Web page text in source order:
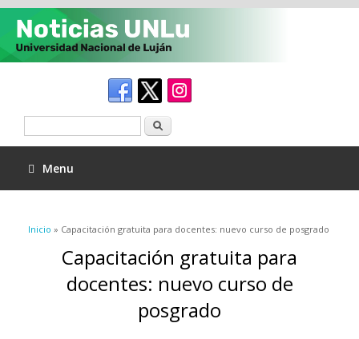
Menu
Se encuentra usted aquí
Inicio » Capacitación gratuita para docentes: nuevo curso de posgrado
Capacitación gratuita para
docentes: nuevo curso de
posgrado